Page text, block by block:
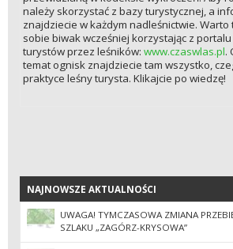
należy skorzystać z bazy turystycznej, a
znajdziecie w każdym nadleśnictwie.
sobie biwak wcześniej korzystając z
turystów przez leśników: www.czaswlas.pl.
temat ognisk znajdziecie tam wszystko,
praktyce leśny turysta. Klikajcie po wiedzę!
NAJNOWSZE AKTUALNOŚCI
NAJNOWSZE AKTUALNOŚCI
UWAGA! TYMCZASOWA ZMIANA
SZLAKU „ZAGÓRZ-KRYSOWA”